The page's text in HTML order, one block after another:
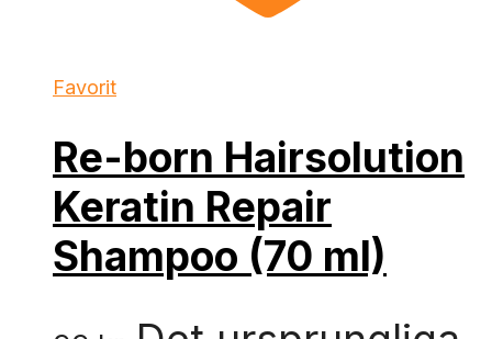
Favorit
Re-born Hairsolution
Keratin Repair
Shampoo (70 ml)